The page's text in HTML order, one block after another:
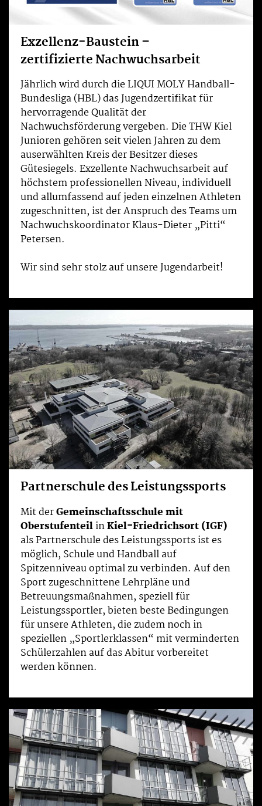
Exzellenz-Baustein –
zertifizierte Nachwuchsarbeit
Jährlich wird durch die LIQUI MOLY Handball-
Bundesliga (HBL) das Jugendzertifikat für
hervorragende Qualität der
Nachwuchsförderung vergeben. Die THW Kiel
Junioren gehören seit vielen Jahren zu dem
auserwählten Kreis der Besitzer dieses
Gütesiegels. Exzellente Nachwuchsarbeit auf
höchstem professionellen Niveau, individuell
und allumfassend auf jeden einzelnen Athleten
zugeschnitten, ist der Anspruch des Teams um
Nachwuchskoordinator Klaus-Dieter „Pitti“
Petersen.
Wir sind sehr stolz auf unsere Jugendarbeit!
Partnerschule des Leistungssports
Mit derGemeinschaftsschule mit
OberstufenteilinKiel-Friedrichsort (IGF)
als Partnerschule des Leistungssports ist es
möglich, Schule und Handball auf
Spitzenniveau optimal zu verbinden. Auf den
Sport zugeschnittene Lehrpläne und
Betreuungsmaßnahmen, speziell für
Leistungssportler, bieten beste Bedingungen
für unsere Athleten, die zudem noch in
speziellen „Sportlerklassen“ mit verminderten
Schülerzahlen auf das Abitur vorbereitet
werden können.